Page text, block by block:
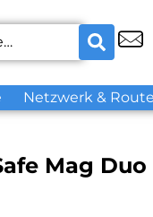
Netzwerk &
Mag